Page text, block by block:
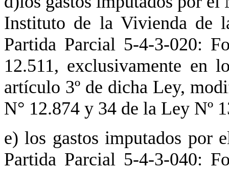
Instituto de la Vivienda de
Partida Parcial 5-4-3-020:
12.511, exclusivamente en
artículo 3º de dicha Ley,
N° 12.874 y 34 de la Ley Nº
e) los gastos imputados por
Partida Parcial 5-4-3-040: